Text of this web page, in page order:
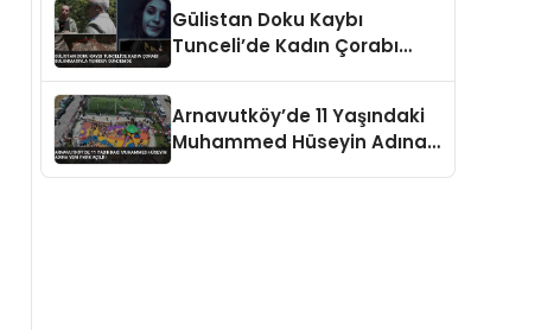
Gülistan Doku Kaybı
Tunceli’de Kadın Çorabı
Arnavutköy’de 11 Yaşındaki
Muhammed Hüseyin Adına